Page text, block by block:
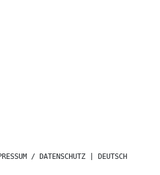
/ DATENSCHUTZ DEUTSCH